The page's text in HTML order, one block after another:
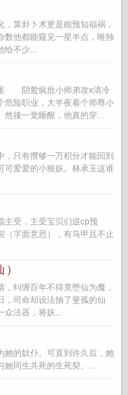
算卦卜术更是能预知福祸，
数他都能窥见一星半点，唯独
给不少...
阴鸷疯批小师弟攻x清冷
险职业，大半夜看个师尊小
後一觉睡醒，他真的穿
只有攒够一万积分才能回到
可爱爱的小狼妖。林承玉这谁
主受，主受宝贝们逆cp预
（字面意思），有马甲且不止
纠缠百年不得竟堕仙为魔，
，司命却设法抽了斐孤的仙
众法器，将妖...
她的奴仆。可直到许久后，她
她同生共死的生死契。...